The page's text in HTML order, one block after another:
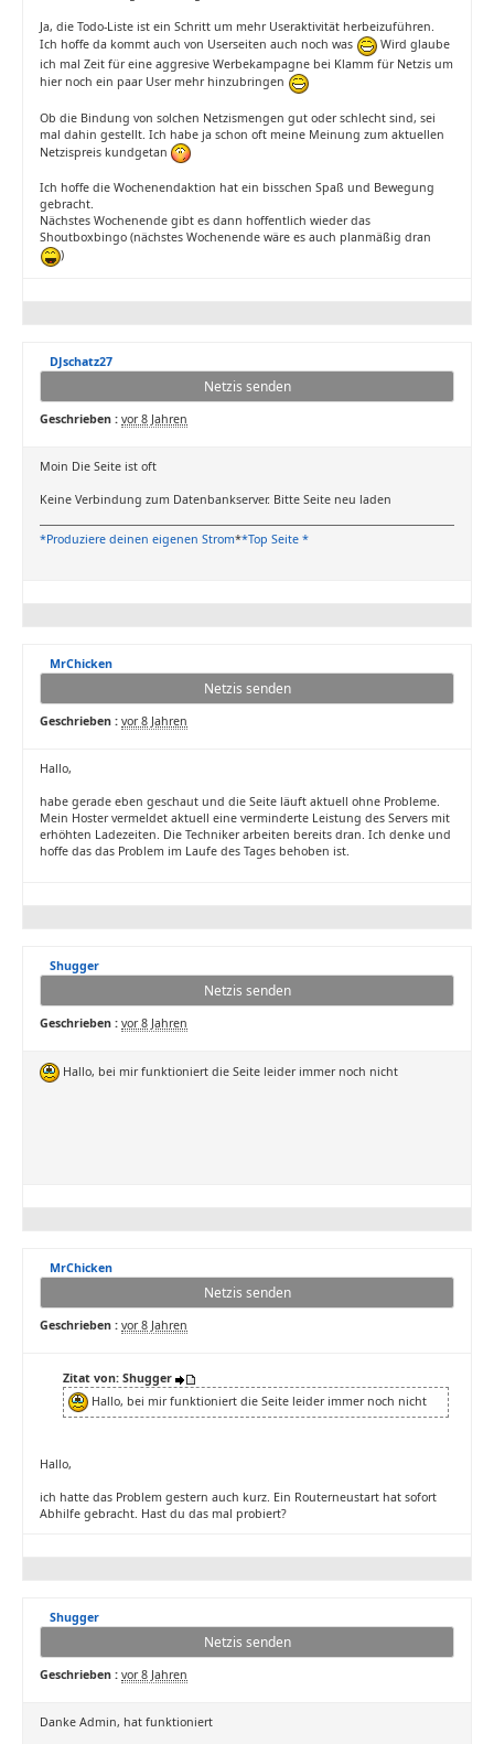
Ja, die Todo-Liste ist ein Schritt um mehr Useraktivität herbeizuführen.
Ich hoffe da kommt auch von Userseiten auch noch was
Wird glaube
ich mal Zeit für eine aggresive Werbekampagne bei Klamm für Netzis um
hier noch ein paar User mehr hinzubringen
Ob die Bindung von solchen Netzismengen gut oder schlecht sind, sei
mal dahin gestellt. Ich habe ja schon oft meine Meinung zum aktuellen
Netzispreis kundgetan
Ich hoffe die Wochenendaktion hat ein bisschen Spaß und Bewegung
gebracht.
Nächstes Wochenende gibt es dann hoffentlich wieder das
Shoutboxbingo (nächstes Wochenende wäre es auch planmäßig dran
)
DJschatz27
Netzis senden
Geschrieben : vor 8 Jahren
Moin Die Seite ist oft
Keine Verbindung zum Datenbankserver. Bitte Seite neu laden
*Produziere deinen eigenen Strom**Top Seite *
MrChicken
Netzis senden
Geschrieben : vor 8 Jahren
Hallo,
habe gerade eben geschaut und die Seite läuft aktuell ohne Probleme.
Mein Hoster vermeldet aktuell eine verminderte Leistung des Servers mit
erhöhten Ladezeiten. Die Techniker arbeiten bereits dran. Ich denke und
hoffe das das Problem im Laufe des Tages behoben ist.
Shugger
Netzis senden
Geschrieben : vor 8 Jahren
Hallo, bei mir funktioniert die Seite leider immer noch nicht
MrChicken
Netzis senden
Geschrieben : vor 8 Jahren
Zitat von: Shugger
Hallo, bei mir funktioniert die Seite leider immer noch nicht
Hallo,
ich hatte das Problem gestern auch kurz. Ein Routerneustart hat sofort
Abhilfe gebracht. Hast du das mal probiert?
Shugger
Netzis senden
Geschrieben : vor 8 Jahren
Danke Admin, hat funktioniert